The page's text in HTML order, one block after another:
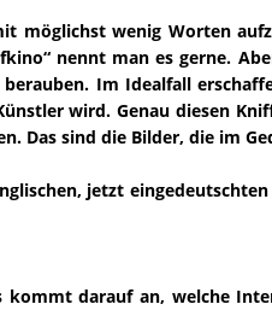
möglichst wenig Worten
nennt man es gerne.
Im Idealfall
wird. Genau diesen
Das sind die Bilder, die im
jetzt
kommt darauf an, welche